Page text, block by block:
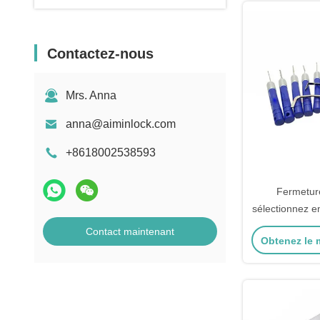
Contactez-nous
Mrs. Anna
anna@aiminlock.com
+8618002538593
Contact maintenant
sélectionnez
ensemble de
outils
Obtenez le